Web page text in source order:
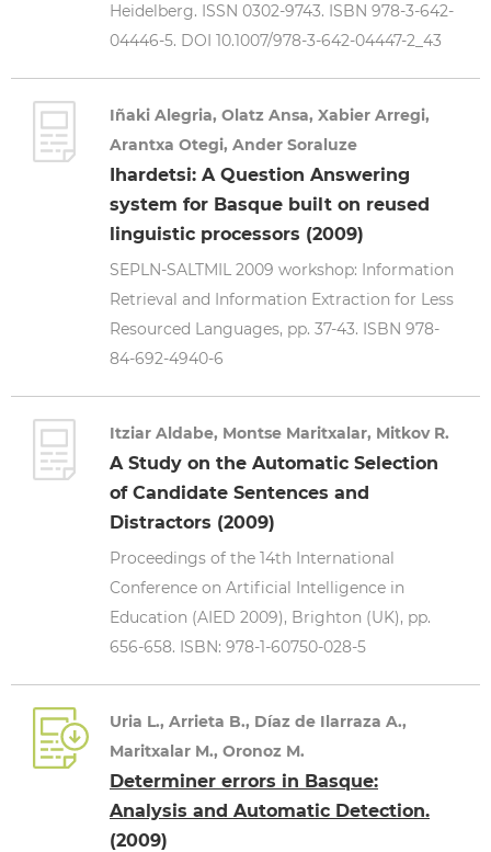
Heidelberg. ISSN 0302-9743. ISBN 978-3-642-
04446-5. DOI 10.1007/978-3-642-04447-2_43
Iñaki Alegria, Olatz Ansa, Xabier Arregi,
Arantxa Otegi, Ander Soraluze
Ihardetsi: A Question Answering
system for Basque built on reused
linguistic processors (2009)
SEPLN-SALTMIL 2009 workshop: Information
Retrieval and Information Extraction for Less
Resourced Languages, pp. 37-43. ISBN 978-
84-692-4940-6
Itziar Aldabe, Montse Maritxalar, Mitkov R.
A Study on the Automatic Selection
of Candidate Sentences and
Distractors (2009)
Proceedings of the 14th International
Conference on Artificial Intelligence in
Education (AIED 2009), Brighton (UK), pp.
656-658. ISBN: 978-1-60750-028-5
Uria L., Arrieta B., Díaz de Ilarraza A.,
Maritxalar M., Oronoz M.
Determiner errors in Basque:
Analysis and Automatic Detection.
(2009)